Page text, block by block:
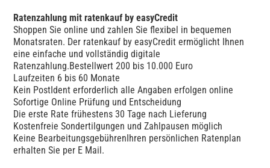
Ratenzahlung mit ratenkauf by easyCredit
Shoppen Sie online und zahlen Sie flexibel in bequemen
Monatsraten. Der ratenkauf by easyCredit ermöglicht Ihnen
eine einfache und vollständig digitale
Ratenzahlung.Bestellwert 200 bis 10.000 Euro
Laufzeiten 6 bis 60 Monate
Kein PostIdent erforderlich alle Angaben erfolgen online
Sofortige Online Prüfung und Entscheidung
Die erste Rate frühestens 30 Tage nach Lieferung
Kostenfreie Sondertilgungen und Zahlpausen möglich
Keine BearbeitungsgebührenIhren persönlichen Ratenplan
erhalten Sie per E Mail.